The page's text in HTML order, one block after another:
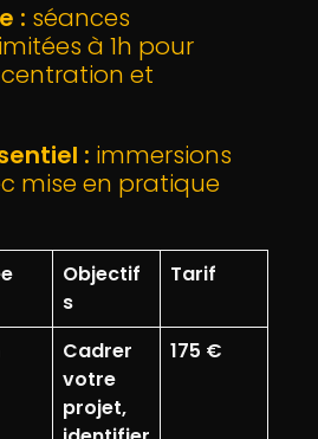
: séances
à 1h pour
et
: immersions
mise en pratique
Objectif
s
Tarif
Cadrer
votre
projet,
175 €